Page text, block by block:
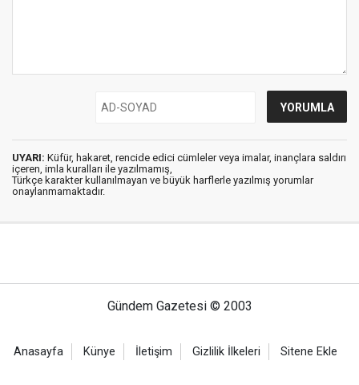
UYARI: Küfür, hakaret, rencide edici cümleler veya imalar, inançlara saldırı
içeren, imla kuralları ile yazılmamış,
Türkçe karakter kullanılmayan ve büyük harflerle yazılmış yorumlar
onaylanmamaktadır.
Gündem Gazetesi © 2003
Anasayfa Künye İletişim Gizlilik İlkeleri Sitene Ekle